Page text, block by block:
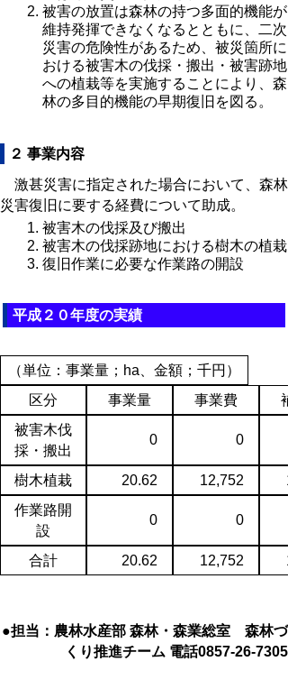
被害の放置は森林の持つ多面的機能が
維持発揮できなくなるとともに、二次
災害の危険性があるため、被災箇所に
おける被害木の伐採・搬出・被害跡地
への植栽等を実施することにより、森
林の多目的機能の早期復旧を図る。
２ 事業内容
激甚災害に指定された場合において、森林
災害復旧に要する経費について助成。
被害木の伐採及び搬出
被害木の伐採跡地における樹木の植栽
復旧作業に必要な作業路の開設
平成２０年度の実績
（単位：事業量；ha、金額；千円）
区分
事業量 事業費
被害木伐
採・搬出
0 0
樹木植栽 20.62 12,752
作業路開
設
0 0
合計 20.62 12,752
●担当：農林水産部 森林・森業総室 森林づ
くり推進チーム 電話0857-26-7305